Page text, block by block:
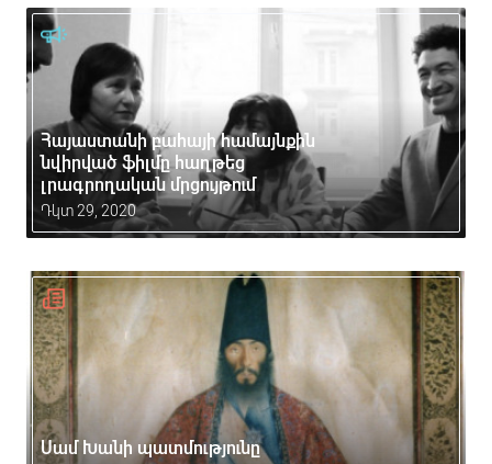
Հայաստանի բահայի համայնքին
նվիրված ֆիլմը հաղթեց
լրագրողական մրցույթում
Դկտ 29, 2020
Սամ Խանի պատմությունը